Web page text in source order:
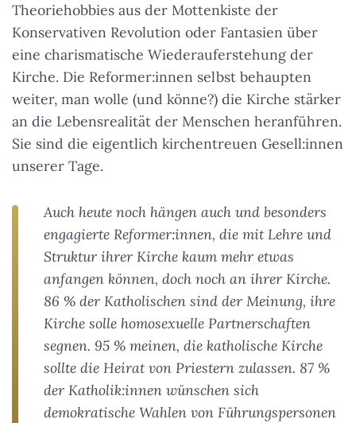
Theoriehobbies aus der Mottenkiste der
Konservativen Revolution oder Fantasien über
eine charismatische Wiederauferstehung der
Kirche. Die Reformer:innen selbst behaupten
weiter, man wolle (und könne?) die Kirche stärker
an die Lebensrealität der Menschen heranführen.
Sie sind die eigentlich kirchentreuen Gesell:innen
unserer Tage.
Auch heute noch hängen auch und besonders
engagierte Reformer:innen, die mit Lehre und
Struktur ihrer Kirche kaum mehr etwas
anfangen können, doch noch an ihrer Kirche.
86 % der Katholischen sind der Meinung, ihre
Kirche solle homosexuelle Partnerschaften
segnen. 95 % meinen, die katholische Kirche
sollte die Heirat von Priestern zulassen. 87 %
der Katholik:innen wünschen sich
demokratische Wahlen von Führungspersonen